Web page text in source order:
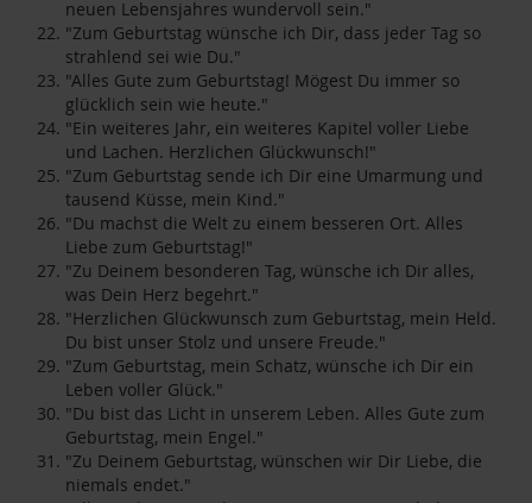
neuen Lebensjahres wundervoll sein."
"Zum Geburtstag wünsche ich Dir, dass jeder Tag so
strahlend sei wie Du."
"Alles Gute zum Geburtstag! Mögest Du immer so
glücklich sein wie heute."
"Ein weiteres Jahr, ein weiteres Kapitel voller Liebe
und Lachen. Herzlichen Glückwunsch!"
"Zum Geburtstag sende ich Dir eine Umarmung und
tausend Küsse, mein Kind."
"Du machst die Welt zu einem besseren Ort. Alles
Liebe zum Geburtstag!"
"Zu Deinem besonderen Tag, wünsche ich Dir alles,
was Dein Herz begehrt."
"Herzlichen Glückwunsch zum Geburtstag, mein Held.
Du bist unser Stolz und unsere Freude."
"Zum Geburtstag, mein Schatz, wünsche ich Dir ein
Leben voller Glück."
"Du bist das Licht in unserem Leben. Alles Gute zum
Geburtstag, mein Engel."
"Zu Deinem Geburtstag, wünschen wir Dir Liebe, die
niemals endet."